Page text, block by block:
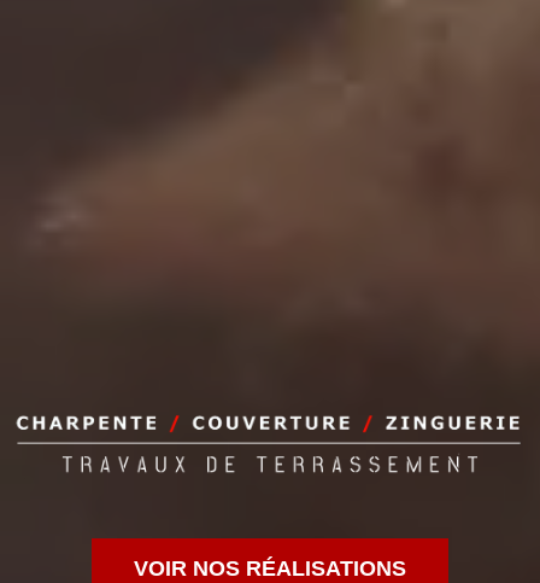
VOIR NOS RÉALISATIONS